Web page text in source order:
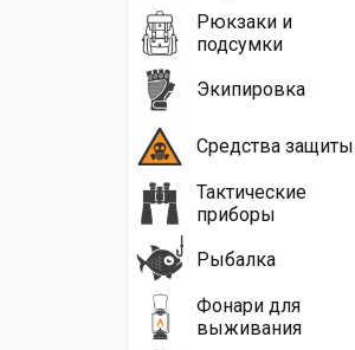
Рюкзаки и
подсумки
Экипировка
Средства защиты
Тактические
приборы
Рыбалка
Фонари для
выживания